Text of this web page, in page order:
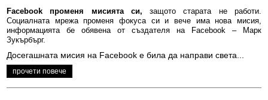
Facebook променя мисията си, защото старата не работи.
Социалната мрежа променя фокуса си и вече има нова мисия,
информацията бе обявена от създателя на Facebook – Марк
Зукърбърг.
Досегашната мисия на Facebook е била да направи света...
прочети повече